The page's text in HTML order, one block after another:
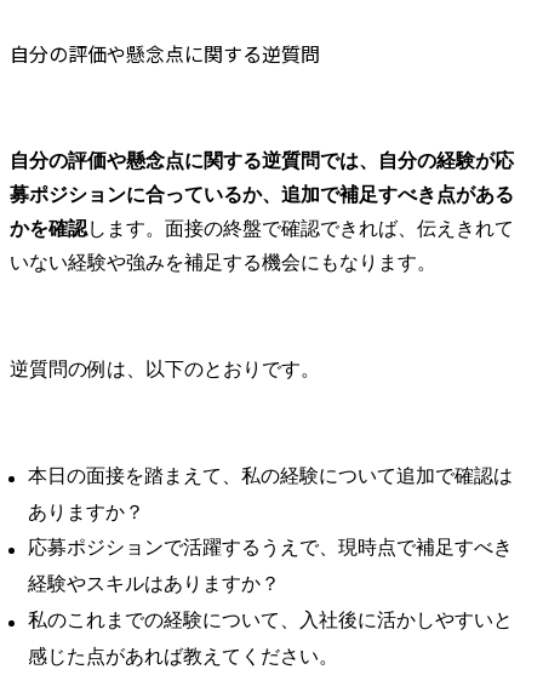
自分の評価や懸念点に関する逆質問
自分の評価や懸念点に関する逆質問では、自分の経験が応
募ポジションに合っているか、追加で補足すべき点がある
かを確認します。面接の終盤で確認できれば、伝えきれて
いない経験や強みを補足する機会にもなります。
逆質問の例は、以下のとおりです。
本日の面接を踏まえて、私の経験について追加で確認は
ありますか？
応募ポジションで活躍するうえで、現時点で補足すべき
経験やスキルはありますか？
私のこれまでの経験について、入社後に活かしやすいと
感じた点があれば教えてください。